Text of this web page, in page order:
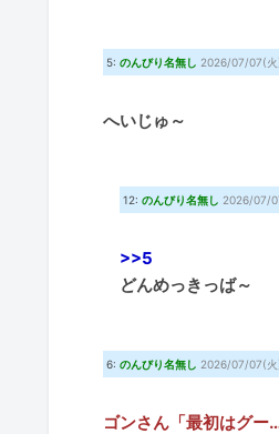
5: のんびり名無し 2026/07/07(
へいじゅ～
12: のんびり名無し 2026/07/
>>5
どんめっきっば～
6: のんびり名無し 2026/07/07(火
ゴンさん「最初はグー…